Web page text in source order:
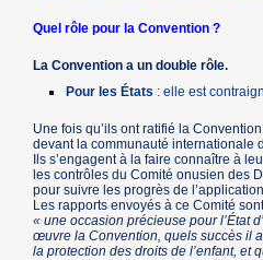
Quel rôle pour la Convention ?
La Convention a un double rôle.
Pour les États : elle est
Une fois qu’ils ont ratifié la
devant la communauté internationale
Ils s’engagent à la faire connaître à
les contrôles du Comité onusien des
pour suivre les progrès de
Les rapports envoyés à ce Comité
« une occasion précieuse pour l’État
œuvre la Convention, quels succès il
la protection des droits de l’enfant, et